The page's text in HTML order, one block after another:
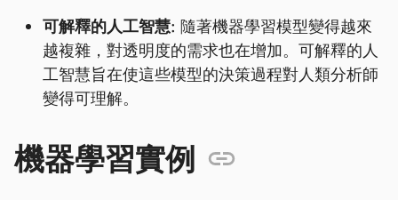
可解釋的人工智慧: 隨著機器學習模型變得越來
越複雜，對透明度的需求也在增加。可解釋的人
工智慧旨在使這些模型的決策過程對人類分析師
變得可理解。
機器學習實例